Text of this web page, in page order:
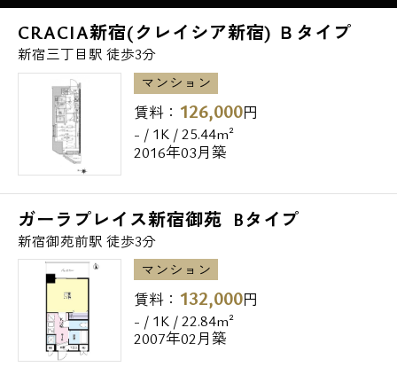
CRACIA新宿(クレイシア新宿) Ｂタイプ
新宿三丁目駅 徒歩3分
マンション
賃料： 126,000円
- / 1K / 25.44m²
2016年03月築
ガーラプレイス新宿御苑 Bタイプ
新宿御苑前駅 徒歩3分
マンション
賃料： 132,000円
- / 1K / 22.84m²
2007年02月築